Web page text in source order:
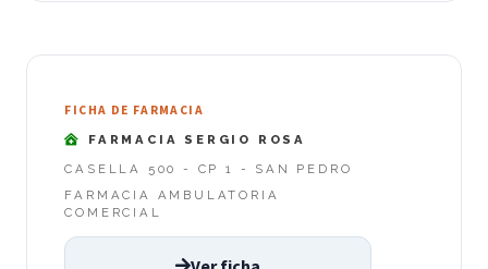
FICHA DE FARMACIA
FARMACIA SERGIO ROSA
CASELLA 500 - CP 1 - SAN PEDRO
FARMACIA AMBULATORIA
COMERCIAL